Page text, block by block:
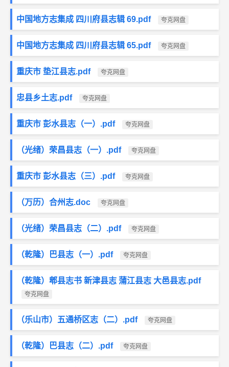
中国地方志集成 四川府县志辑 69.pdf 夸克网盘
中国地方志集成 四川府县志辑 65.pdf 夸克网盘
重庆市 垫江县志.pdf 夸克网盘
忠县乡土志.pdf 夸克网盘
重庆市 彭水县志（一）.pdf 夸克网盘
（光绪）荣昌县志（一）.pdf 夸克网盘
重庆市 彭水县志（三）.pdf 夸克网盘
（万历）合州志.doc 夸克网盘
（光绪）荣昌县志（二）.pdf 夸克网盘
（乾隆）巴县志（一）.pdf 夸克网盘
（乾隆）郫县志书 新津县志 蒲江县志 大邑县志.pdf
夸克网盘
（乐山市）五通桥区志（二）.pdf 夸克网盘
（乾隆）巴县志（二）.pdf 夸克网盘